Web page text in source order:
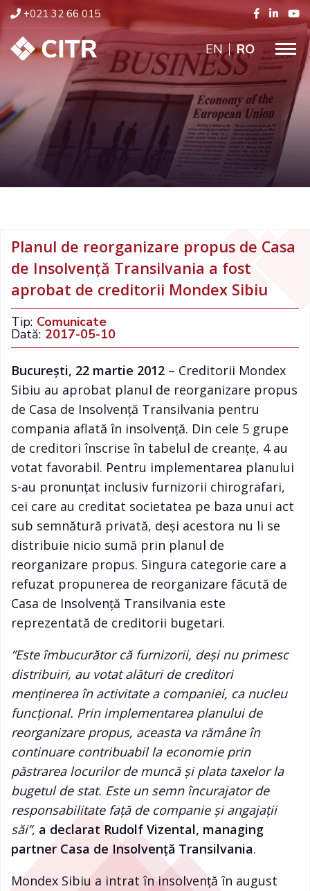
+021 32 66 015
ENGLISH
RO
Planul de reorganizare propus de Casa
de Insolvență Transilvania a fost
aprobat de creditorii Mondex Sibiu
Tip: Comunicate
Dată: 2017-05-10
București, 22 martie 2012 – Creditorii Mondex
Sibiu au aprobat planul de reorganizare propus
de Casa de Insolvență Transilvania pentru
compania aflată în insolvență. Din cele 5 grupe
de creditori înscrise în tabelul de creanțe, 4 au
votat favorabil. Pentru implementarea planului
s-au pronunțat inclusiv furnizorii chirografari,
cei care au creditat societatea pe baza unui act
sub semnătură privată, deși acestora nu li se
distribuie nicio sumă prin planul de
reorganizare propus. Singura categorie care a
refuzat propunerea de reorganizare făcută de
Casa de Insolvență Transilvania este
reprezentată de creditorii bugetari.
”Este îmbucurător că furnizorii, deși nu primesc
distribuiri, au votat alături de creditori
menținerea în activitate a companiei, ca nucleu
funcțional. Prin implementarea planului de
reorganizare propus, aceasta va rămâne în
continuare contribuabil la economie prin
păstrarea locurilor de muncă și plata taxelor la
bugetul de stat. Este un semn încurajator de
responsabilitate față de companie și angajații
săi”, a declarat Rudolf Vizental, managing
partner Casa de Insolvență Transilvania.
Mondex Sibiu a intrat în insolvență în august